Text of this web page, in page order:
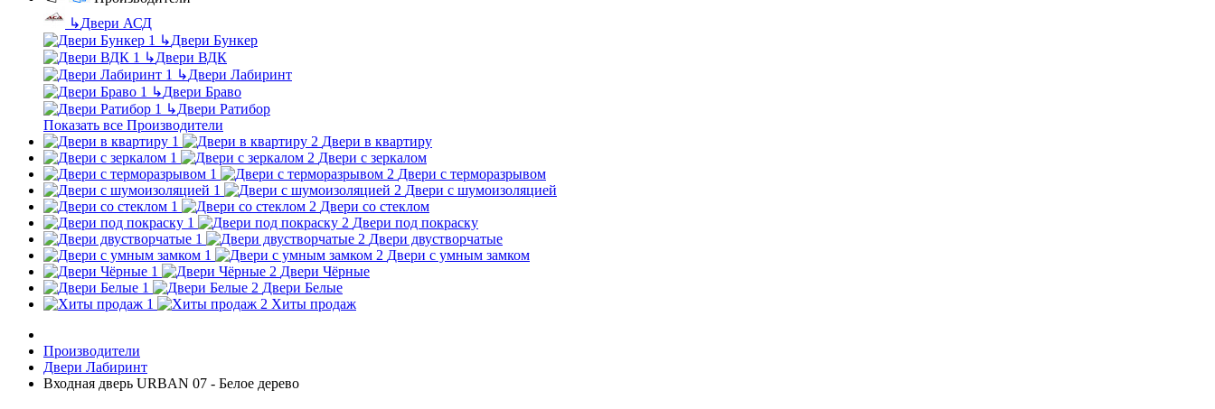
↳Двери АСД
↳Двери Бункер
↳Двери ВДК
↳Двери Лабиринт
↳Двери Браво
↳Двери Ратибор
Показать все Производители
Двери в квартиру
Двери с зеркалом
Двери с терморазрывом
Двери с шумоизоляцией
Двери со стеклом
Двери под покраску
Двери двустворчатые
Двери с умным замком
Двери Чёрные
Двери Белые
Хиты продаж
Производители
Двери Лабиринт
Входная дверь URBAN 07 - Белое дерево